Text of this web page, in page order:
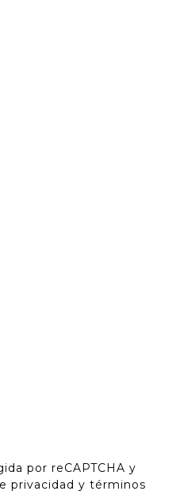
por reCAPTCHA y
privacidad y términos